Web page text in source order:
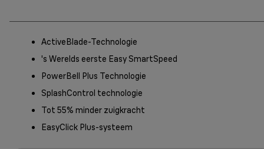
ActiveBlade-Technologie
's Werelds eerste Easy SmartSpeed
PowerBell Plus Technologie
SplashControl technologie
Tot 55% minder zuigkracht
EasyClick Plus-systeem